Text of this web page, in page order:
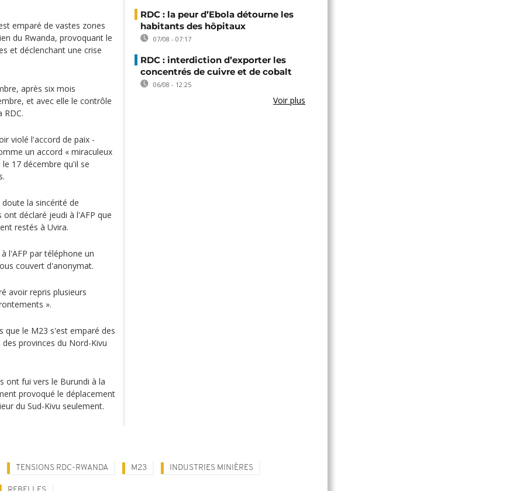
emparé de vastes zones
du Rwanda, provoquant le
et déclenchant une crise
après six mois
et avec elle le contrôle
RDC.
violé l'accord de paix -
un accord « miraculeux
17 décembre qu'il se
la sincérité de
déclaré jeudi à l'AFP que
restés à Uvira.
l'AFP par téléphone un
couvert d'anonymat.
avoir repris plusieurs
».
que le M23 s'est emparé des
provinces du Nord-Kivu
ont fui vers le Burundi à la
provoqué le déplacement
du Sud-Kivu seulement.
RDC : la peur d’Ebola détourne les
habitants des hôpitaux
07/08 - 07:17
RDC : interdiction d’exporter les
concentrés de cuivre et de cobalt
06/08 - 12:25
Voir plus
TENSIONS RDC-RWANDA M23 INDUSTRIES MINIÈRES